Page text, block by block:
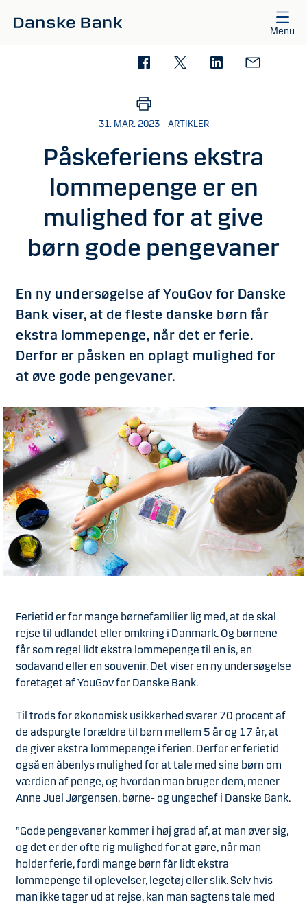
Menu
31. MAR. 2023 – ARTIKLER
Påskeferiens ekstra
lommepenge er en
mulighed for at give
børn gode pengevaner
En ny undersøgelse af YouGov for Danske
Bank viser, at de fleste danske børn får
ekstra lommepenge, når det er ferie.
Derfor er påsken en oplagt mulighed for
at øve gode pengevaner.
Ferietid er for mange børnefamilier lig med, at de skal
rejse til udlandet eller omkring i Danmark. Og børnene
får som regel lidt ekstra lommepenge til en is, en
sodavand eller en souvenir. Det viser en ny undersøgelse
foretaget af YouGov for Danske Bank.
Til trods for økonomisk usikkerhed svarer 70 procent af
de adspurgte forældre til børn mellem 5 år og 17 år, at
de giver ekstra lommepenge i ferien. Derfor er ferietid
også en åbenlys mulighed for at tale med sine børn om
værdien af penge, og hvordan man bruger dem, mener
Anne Juel Jørgensen, børne- og ungechef i Danske Bank.
”Gode pengevaner kommer i høj grad af, at man øver sig,
og det er der ofte rig mulighed for at gøre, når man
holder ferie, fordi mange børn får lidt ekstra
lommepenge til oplevelser, legetøj eller slik. Selv hvis
man ikke tager ud at rejse, kan man sagtens tale med